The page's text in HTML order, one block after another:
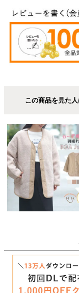
この商品を見た